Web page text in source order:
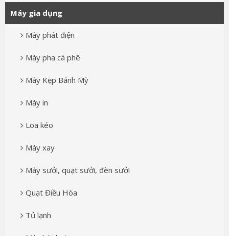
Máy gia dụng
Máy phát điện
Máy pha cà phê
Máy Kẹp Bánh Mỳ
Máy in
Loa kéo
Máy xay
Máy sưởi, quạt sưởi, đèn sưởi
Quạt Điều Hòa
Tủ lạnh